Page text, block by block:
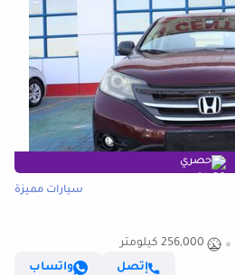
حصري
سيارات مميزة
256,000 كيلومتر
إتصل
واتساب